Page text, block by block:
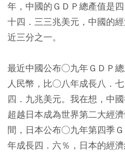
年，中國的ＧＤＰ總產值是
十四．三三兆美元，中國的
近三分之一。
最近中國公布○九年ＧＤＰ
人民幣，比○八年成長八．
四．九兆美元。我在想，中
超越日本成為世界第二大經
間，日本公布○九年第四季Ｇ
年成長四．六％，日本的經